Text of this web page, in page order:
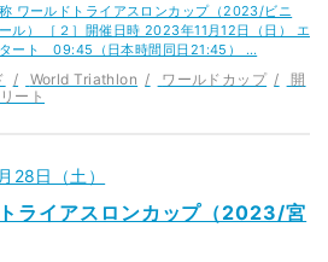
称 ワールドトライアスロンカップ（2023/ビニ
ル） ［２］開催日時 2023年11月12日（日） エ
タート 09:45（日本時間同日21:45） …
World Triathlon ワールドカップ
開
ート
28日（土）
ライアスロンカップ（2023/宮